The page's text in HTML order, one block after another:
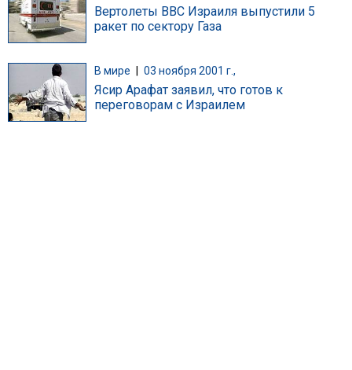
Вертолеты ВВС Израиля выпустили 5
ракет по сектору Газа
В мире 03 ноября 2001 г.,
Ясир Арафат заявил, что готов к
переговорам с Израилем